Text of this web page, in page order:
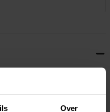
Over
Struiken Set (25 m) van